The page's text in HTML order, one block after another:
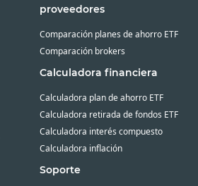
proveedores
Comparación planes de ahorro ETF
Comparación brokers
Calculadora financiera
Calculadora plan de ahorro ETF
Calculadora retirada de fondos ETF
Calculadora interés compuesto
Calculadora inflación
Soporte